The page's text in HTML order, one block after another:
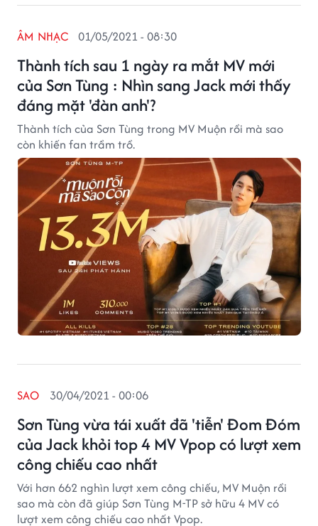
Thành tích sau 1 ngày ra mắt MV mới
của Sơn Tùng : Nhìn sang Jack mới thấy
đáng mặt 'đàn anh'?
ÂM NHẠC 01/05/2021 - 08:30
Thành tích của Sơn Tùng trong MV Muộn rồi mà sao
còn khiến fan trầm trồ.
Sơn Tùng vừa tái xuất đã 'tiễn' Đom Đóm
của Jack khỏi top 4 MV Vpop có lượt xem
công chiếu cao nhất
SAO 30/04/2021 - 00:06
Với hơn 662 nghìn lượt xem công chiếu, MV Muộn rồi
sao mà còn đã giúp Sơn Tùng M-TP sở hữu 4 MV có
lượt xem công chiếu cao nhất Vpop.